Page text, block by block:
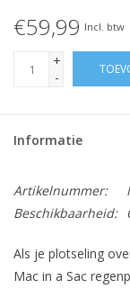
€59,99 Incl. btw
+
-
Informatie
Artikelnummer:
Beschikbaarheid:
Als je plotseling
Mac in a Sac